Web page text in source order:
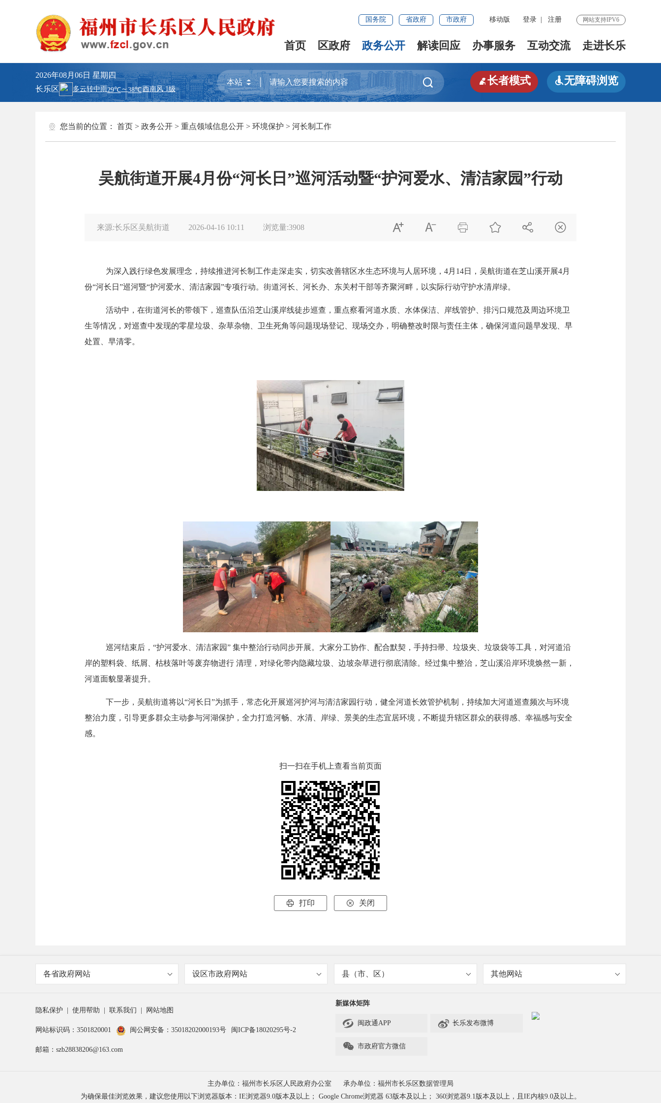
国务院 省政府 市政府 移动版 登录 注册 网站支持IPV6
首页 区政府 政务公开 解读回应 办事服务 互动交流 走进长乐
2026年08月06日 星期四
长乐区
 长者模式 无障碍浏览
您当前的位置： 首页 > 政务公开 > 重点领域信息公开 > 环境保护 > 河长制工作
吴航街道开展4月份“河长日”巡河活动暨“护河爱水、清洁家园”行动
来源:长乐区吴航街道 2026-04-16 10:11 浏览量:3908      
为深入践行绿色发展理念，持续推进河长制工作走深走实，切实改善辖区水生态环境与人居环境， 4月14日，吴航街道在芝山溪开展4月
份“河长日”巡河暨“护河爱水、清洁家园”专项行动。街道河长、河长办、东关村干部等齐聚河畔，以实际行动守护水清岸绿。
活动中，在街道河长的带领下，巡查队伍沿芝山溪岸线徒步巡查，重点察看河道水质、水体保洁、岸线管护、排污口规范及周边环境卫
生等情况，对巡查中发现的零星垃圾、杂草杂物、卫生死角等问题现场登记、现场交办，明确整改时限与责任主体，确保河道问题早发现、早
处置、早清零。
巡河结束后， “护河爱水、清洁家园” 集中整治行动同步开展。大家分工协作、配合默契，手持扫帚、垃圾夹、垃圾袋等工具，对河道沿
岸的塑料袋、纸屑、枯枝落叶等废弃物进行 清理，对绿化带内隐藏垃圾、边坡杂草进行彻底清除。经过集中整治，芝山溪沿岸环境焕然一新，
河道面貌显著提升。
下一步，吴航街道将以“河长日”为抓手，常态化开展巡河护河与清洁家园行动，健全河道长效管护机制，持续加大河道巡查频次与环境
整治力度，引导更多群众主动参与河湖保护，全力打造河畅、水清、岸绿、景美的生态宜居环境，不断提升辖区群众的获得感、幸福感与安全
感。
扫一扫在手机上查看当前页面
 打印  关闭
各省政府网站 设区市政府网站 县（市、区） 其他网站
隐私保护 使用帮助 联系我们 网站地图
网站标识码：3501820001 闽公网安备：35018202000193号 闽ICP备18020295号-2
邮箱：szb28838206@163.com
新媒体矩阵
 闽政通APP  长乐发布微博
 市政府官方微信
主办单位：福州市长乐区人民政府办公室
承办单位：福州市长乐区数据管理局
为确保最佳浏览效果，建议您使用以下浏览器版本：IE浏览器9.0版本及以上； Google Chrome浏览器 63版本及以上； 360浏览器9.1版本及以上，且IE内核9.0及以上。